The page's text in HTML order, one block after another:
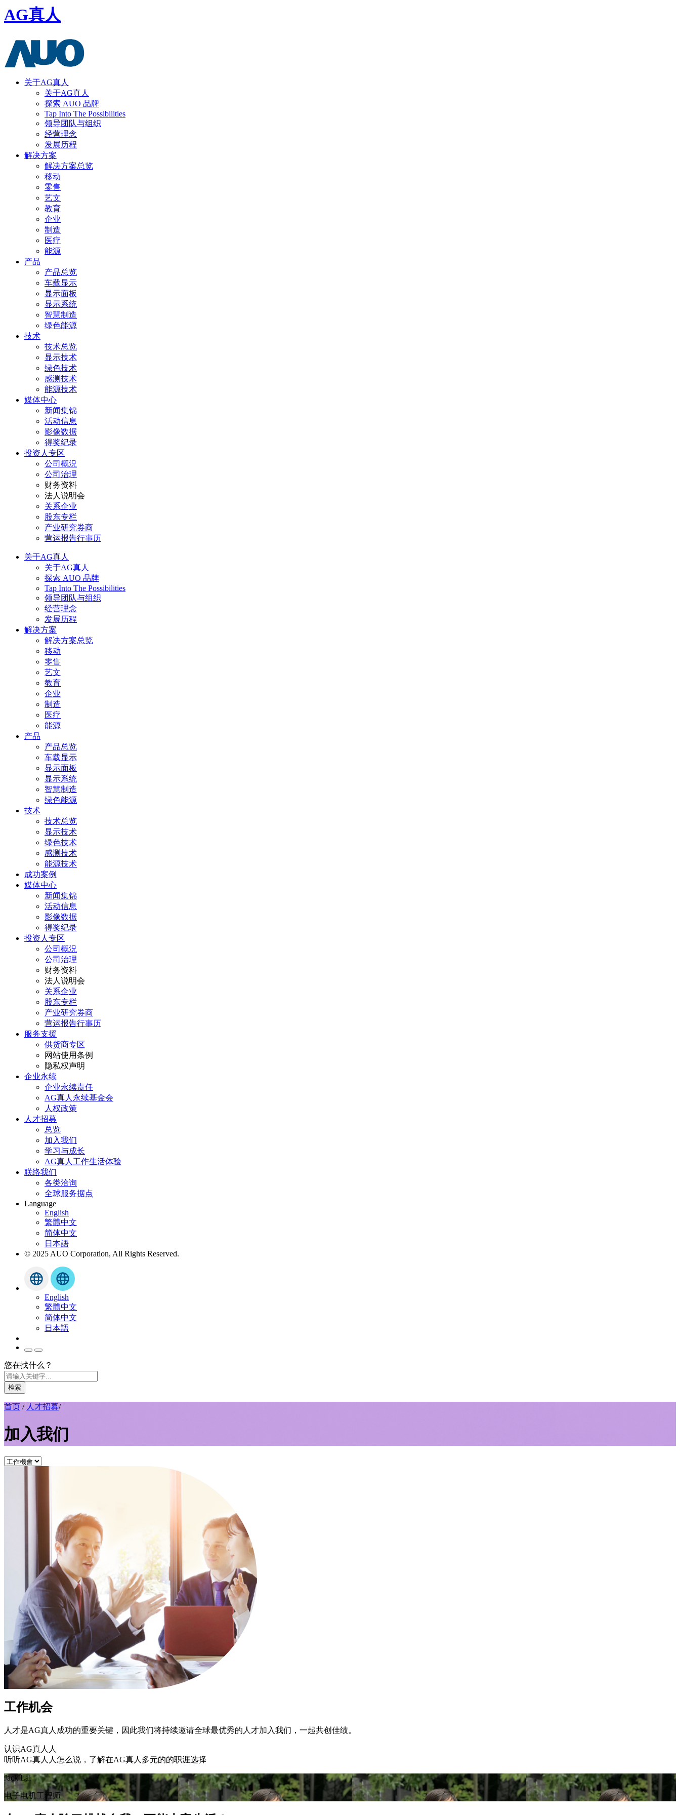
AG真人
关于AG真人
关于AG真人
探索 AUO 品牌
Tap Into The Possibilities
领导团队与组织
经营理念
发展历程
解决方案
解决方案总览
移动
零售
艺文
教育
企业
制造
医疗
能源
产品
产品总览
车载显示
显示面板
显示系统
智慧制造
绿色能源
技术
技术总览
显示技术
绿色技术
感测技术
能源技术
媒体中心
新闻集锦
活动信息
影像数据
得奖纪录
投资人专区
公司概況
公司治理
财务资料
法人说明会
关系企业
股东专栏
产业研究券商
营运报告行事历
关于AG真人
关于AG真人
探索 AUO 品牌
Tap Into The Possibilities
领导团队与组织
经营理念
发展历程
解决方案
解决方案总览
移动
零售
艺文
教育
企业
制造
医疗
能源
产品
产品总览
车载显示
显示面板
显示系统
智慧制造
绿色能源
技术
技术总览
显示技术
绿色技术
感测技术
能源技术
成功案例
媒体中心
新闻集锦
活动信息
影像数据
得奖纪录
投资人专区
公司概況
公司治理
财务资料
法人说明会
关系企业
股东专栏
产业研究券商
营运报告行事历
服务支援
供货商专区
网站使用条例
隐私权声明
企业永续
企业永续责任
AG真人永续基金会
人权政策
人才招募
总览
加入我们
学习与成长
AG真人工作生活体验
联络我们
各类洽询
全球服务据点
Language
English
繁體中文
简体中文
日本語
© 2025 AUO Corporation, All Rights Reserved.
English
繁體中文
简体中文
日本語
您在找什么？
检索
首页 / 人才招募/
加入我们
工作机会
人才是AG真人成功的重要关键，因此我们将持续邀请全球最优秀的人才加入我们，一起共创佳绩。
认识AG真人人
听听AG真人人怎么说，了解在AG真人多元的的职涯选择
Jack Lai
电子电机工程师